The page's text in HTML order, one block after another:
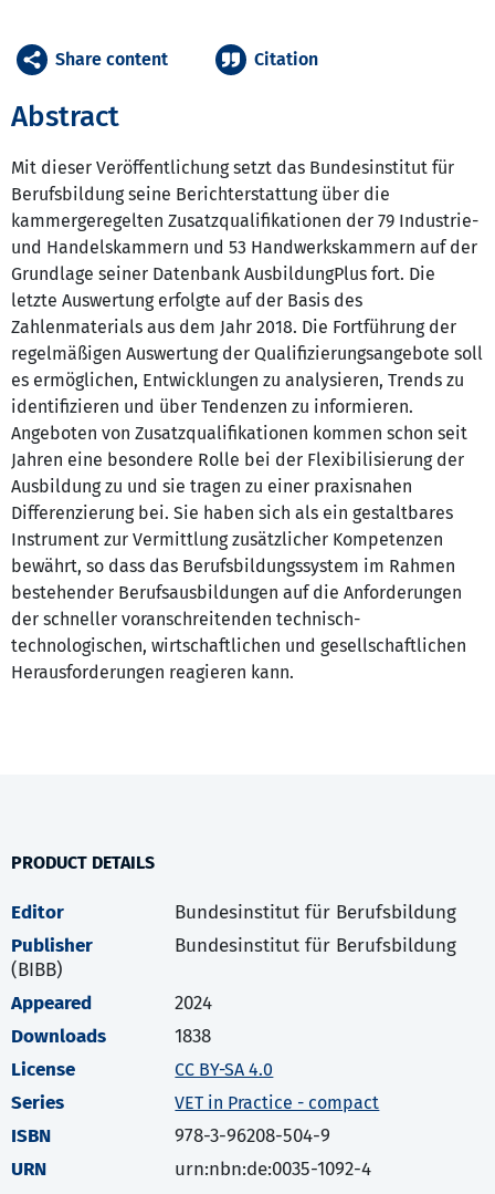
Abstract
Mit dieser Veröffentlichung setzt das Bundesinstitut für
Berufsbildung seine Berichterstattung über die
kammergeregelten Zusatzqualifikationen der 79 Industrie-
und Handelskammern und 53 Handwerkskammern auf der
Grundlage seiner Datenbank AusbildungPlus fort. Die
letzte Auswertung erfolgte auf der Basis des
Zahlenmaterials aus dem Jahr 2018. Die Fortführung der
regelmäßigen Auswertung der Qualifizierungsangebote soll
es ermöglichen, Entwicklungen zu analysieren, Trends zu
identifizieren und über Tendenzen zu informieren.
Angeboten von Zusatzqualifikationen kommen schon seit
Jahren eine besondere Rolle bei der Flexibilisierung der
Ausbildung zu und sie tragen zu einer praxisnahen
Differenzierung bei. Sie haben sich als ein gestaltbares
Instrument zur Vermittlung zusätzlicher Kompetenzen
bewährt, so dass das Berufsbildungssystem im Rahmen
bestehender Berufsausbildungen auf die Anforderungen
der schneller voranschreitenden technisch-
technologischen, wirtschaftlichen und gesellschaftlichen
Herausforderungen reagieren kann.
Share content Citation
PRODUCT DETAILS
Editor
Bundesinstitut für Berufsbildung
Publisher
Bundesinstitut für Berufsbildung
(BIBB)
Appeared
2024
Downloads
1838
License
CC BY-SA 4.0
Series VET in Practice - compact
ISBN
978-3-96208-504-9
URN
urn:nbn:de:0035-1092-4